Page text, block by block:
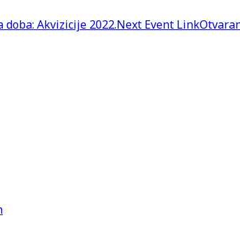
Akvizicije 2022.Next Event Link